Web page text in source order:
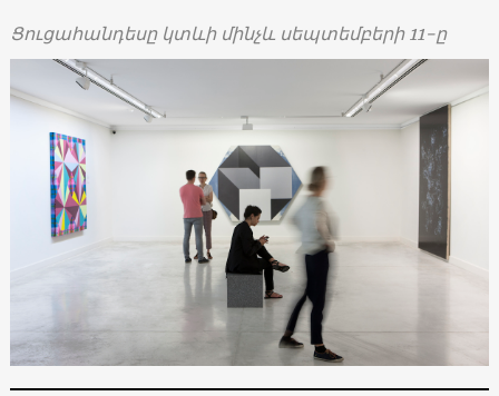
Ցուցահանդեսը կտևի մինչև սեպտեմբերի 11-ը